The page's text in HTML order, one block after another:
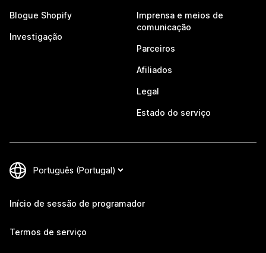
Blogue Shopify
Investigação
Imprensa e meios de
comunicação
Parceiros
Afiliados
Legal
Estado do serviço
Início de sessão de programador
Termos de serviço